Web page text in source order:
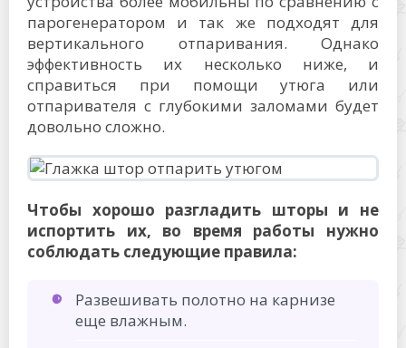
парогенератором и так же подходят для
вертикального отпаривания. Однако
эффективность их несколько ниже, и
справиться при помощи утюга или
отпаривателя с глубокими заломами будет
довольно сложно.
Чтобы хорошо разгладить шторы и не
испортить их, во время работы нужно
соблюдать следующие правила:
Развешивать полотно на карнизе
еще влажным.